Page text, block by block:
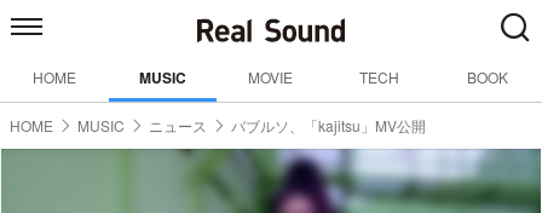
HOME MUSIC MOVIE TECH BOOK
HOME MUSIC ニュース バブルソ、「kajitsu」MV公開